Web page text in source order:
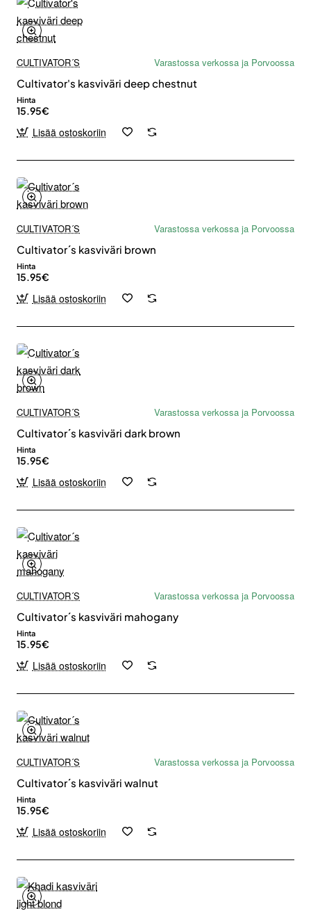
CULTIVATOR´S
Varastossa verkossa ja Porvoossa
Cultivator's kasviväri deep chestnut
Hinta
15.95€
Lisää ostoskoriin
CULTIVATOR´S
Varastossa verkossa ja Porvoossa
Cultivator´s kasviväri brown
Hinta
15.95€
Lisää ostoskoriin
CULTIVATOR´S
Varastossa verkossa ja Porvoossa
Cultivator´s kasviväri dark brown
Hinta
15.95€
Lisää ostoskoriin
CULTIVATOR´S
Varastossa verkossa ja Porvoossa
Cultivator´s kasviväri mahogany
Hinta
15.95€
Lisää ostoskoriin
CULTIVATOR´S
Varastossa verkossa ja Porvoossa
Cultivator´s kasviväri walnut
Hinta
15.95€
Lisää ostoskoriin